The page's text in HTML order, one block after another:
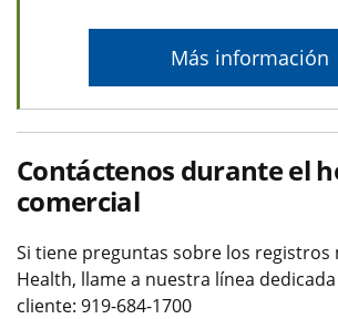
Más información
Contáctenos durante el
comercial
Si tiene preguntas sobre los registros
Health, llame a nuestra línea dedicada
cliente: 919-684-1700